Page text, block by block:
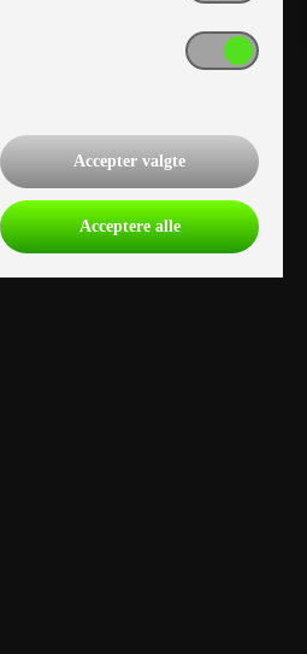
Accepter valgte
Acceptere alle